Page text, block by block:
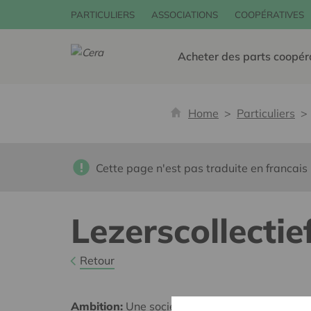
PARTICULIERS ASSOCIATIONS COOPÉRATIVES
Acheter des parts
Home Particuliers
Cette page n'est pas traduite en francais
Retour
Ambition: Une société solidaire et